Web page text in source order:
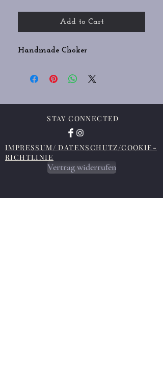
Add to Cart
Handmade Choker
STAY CONNECTED
IMPRESSUM/ DATENSCHUTZ/COOKIE-
RICHTLINIE
Vertrag widerrufen
AGB/WIDERRUFSBELEHRUNG/LIEFER